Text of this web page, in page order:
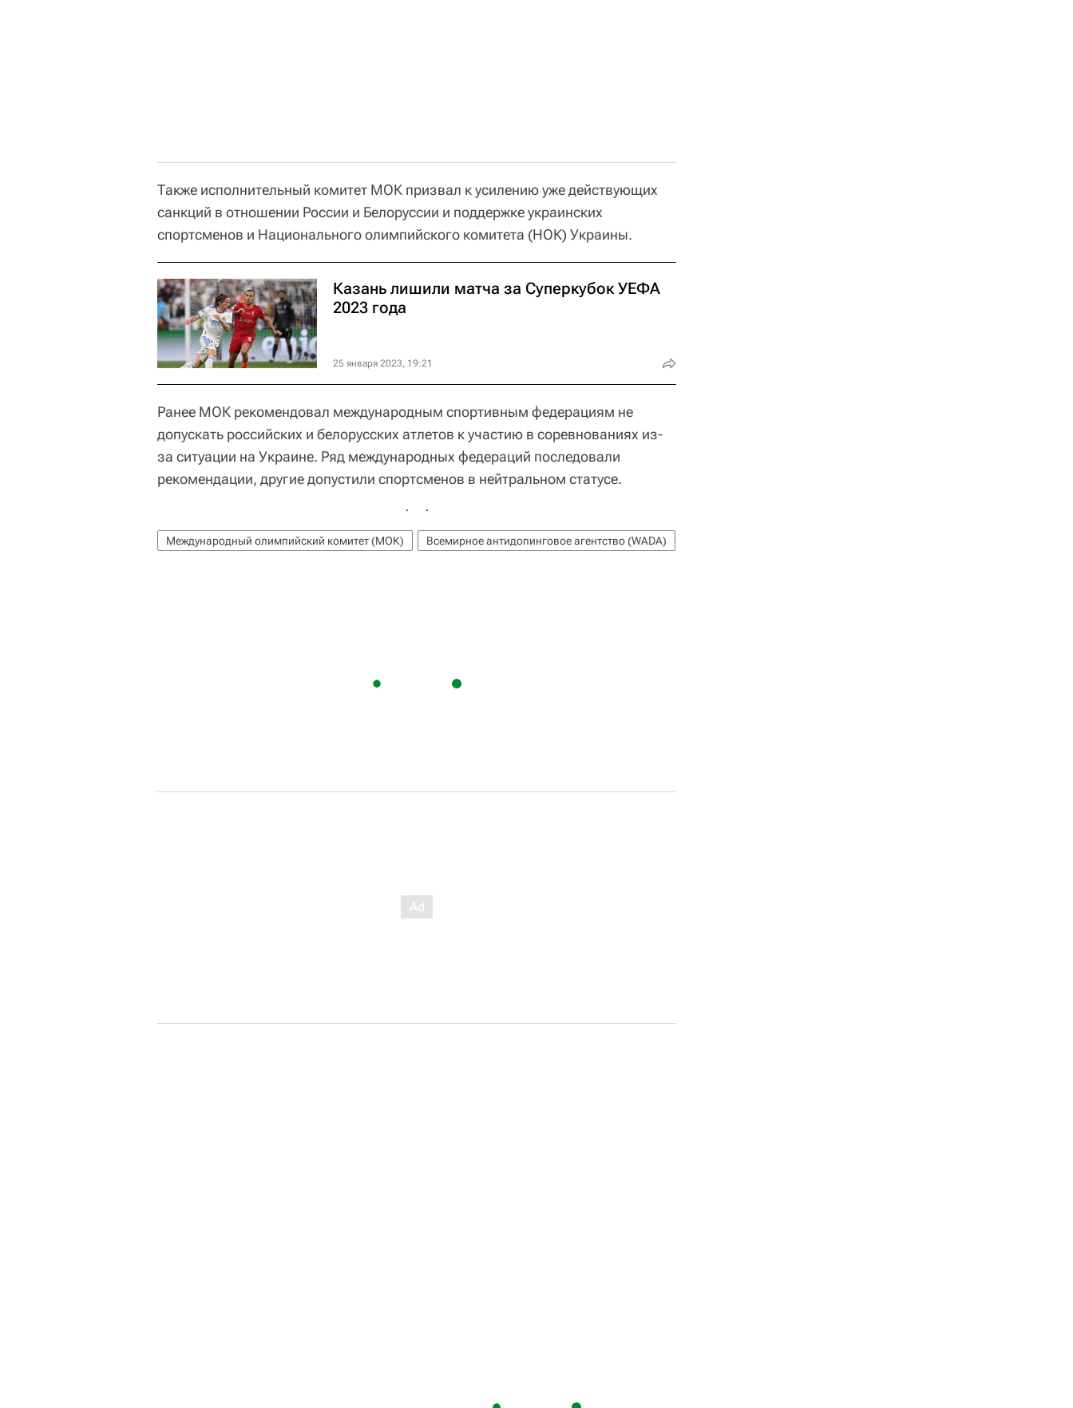
Также исполнительный комитет МОК призвал к усилению уже действующих
санкций в отношении России и Белоруссии и поддержке украинских
спортсменов и Национального олимпийского комитета (НОК) Украины.
Казань лишили матча за Суперкубок УЕФА
2023 года
25 января 2023, 19:21
Ранее МОК рекомендовал международным спортивным федерациям не
допускать российских и белорусских атлетов к участию в соревнованиях из-
за ситуации на Украине. Ряд международных федераций последовали
рекомендации, другие допустили спортсменов в нейтральном статусе.
Международный олимпийский комитет (МОК) Всемирное антидопинговое агентство (WADA)